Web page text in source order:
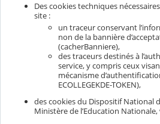
Des cookies techniques
site :
un traceur conservant
non de la bannière
(cacherBanniere),
des traceurs destinés à
service, y compris ceux
mécanisme
ECOLLEGEKDE-TOKEN),
des cookies du Dispositif National
Ministère de l’Education